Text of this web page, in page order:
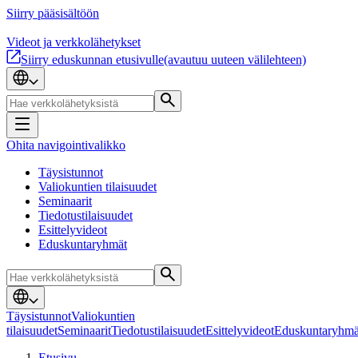
Siirry pääsisältöön
Videot ja verkkolähetykset
Siirry eduskunnan etusivulle(avautuu uuteen välilehteen)
Ohita navigointivalikko
Täysistunnot
Valiokuntien tilaisuudet
Seminaarit
Tiedotustilaisuudet
Esittelyvideot
Eduskuntaryhmät
TäysistunnotValiokuntien
tilaisuudetSeminaaritTiedotustilaisuudetEsittelyvideot